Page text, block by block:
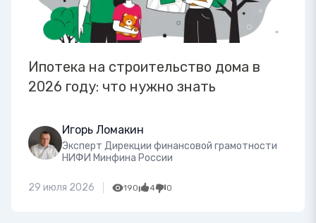
Ипотека на строительство дома в
2026 году: что нужно знать
Игорь Ломакин
Эксперт Дирекции финансовой грамотности
НИФИ Минфина России
29 июля 2026 190 4 0